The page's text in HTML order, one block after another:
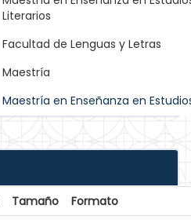
Literarios
Facultad de Lenguas y Letras
Maestría
Maestría en Enseñanza en
Tamaño Formato